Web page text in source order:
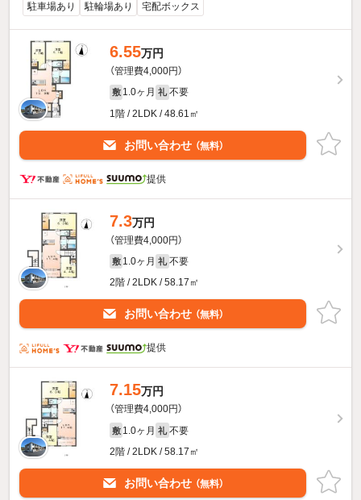
駐車場あり 駐輪場あり 宅配ボックス
6.55万円
（管理費4,000円）
敷 1.0ヶ月 礼 不要
1階 / 2LDK / 48.61㎡
お問い合わせ （無料）
提供
7.3万円
（管理費4,000円）
敷 1.0ヶ月 礼 不要
2階 / 2LDK / 58.17㎡
お問い合わせ （無料）
提供
7.15万円
（管理費4,000円）
敷 1.0ヶ月 礼 不要
2階 / 2LDK / 58.17㎡
お問い合わせ （無料）